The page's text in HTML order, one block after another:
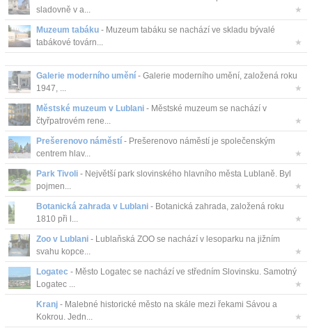
sladovně v a...
★
Muzeum tabáku - Muzeum tabáku se nachází ve skladu bývalé
tabákové továrn...
★
Galerie moderního umění - Galerie moderního umění, založená roku
1947, ...
★
Městské muzeum v Lublani - Městské muzeum se nachází v
čtyřpatrovém rene...
★
Prešerenovo náměstí - Prešerenovo náměstí je společenským
centrem hlav...
★
Park Tivoli - Největší park slovinského hlavního města Lublaně. Byl
pojmen...
★
Botanická zahrada v Lublani - Botanická zahrada, založená roku
1810 při l...
★
Zoo v Lublani - Lublaňská ZOO se nachází v lesoparku na jižním
svahu kopce...
★
Logatec - Město Logatec se nachází ve středním Slovinsku. Samotný
Logatec ...
★
Kranj - Malebné historické město na skále mezi řekami Sávou a
Kokrou. Jedn...
★